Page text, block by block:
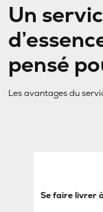
Un
pensé
Les avantages du
Commander